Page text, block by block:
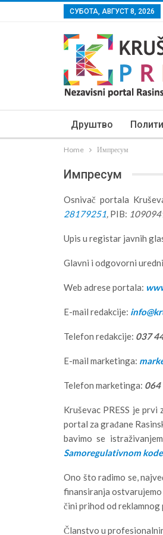
СУБОТА, АВГУСТ 8, 2026
Друштво
Home Импресум
Импресум
Osnivač portala
28179251, PIB:
Upis u registar javnih
Glavni i odgovorni
Web adrese portala:
E-mail redakcije:
Telefon redakcije: 037
E-mail marketinga:
Telefon marketinga: 064
Kruševac PRESS je
portal za građane
bavimo se
Samoregulativnom
Ono što radimo se,
finansiranja ostvarujemo
čini prihod od
Članstvo u